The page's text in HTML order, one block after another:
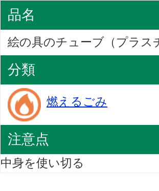
品名
絵の具のチューブ（プラス
分類
燃えるごみ
注意点
中身を使い切る